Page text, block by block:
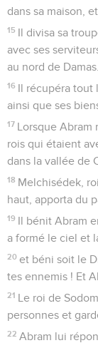
dans sa maison,
15 Il divisa sa
avec ses
au nord de Damas.
16 Il récupéra tout
ainsi que ses
17 Lorsque Abram
rois qui étaient
dans la vallée de
18 Melchisédek,
haut, apporta du
19 Il bénit Abram
a formé le ciel et
20 et béni soit le
tes ennemis ! Et
21 Le roi de
personnes et
22 Abram lui